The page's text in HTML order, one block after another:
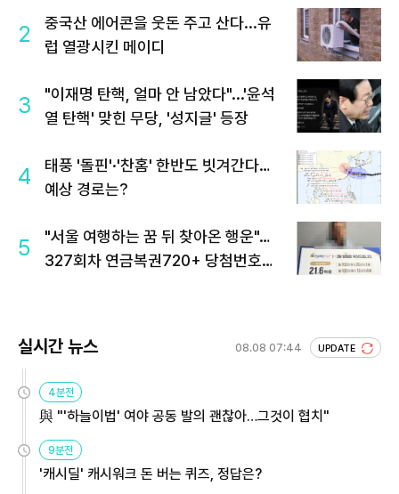
2
중국산 에어콘을 웃돈 주고 산다...유
럽 열광시킨 메이디
3
"이재명 탄핵, 얼마 안 남았다"...'윤석
열 탄핵' 맞힌 무당, '성지글' 등장
4
태풍 '돌핀'·'찬홈' 한반도 빗겨간다…
예상 경로는?
5
"서울 여행하는 꿈 뒤 찾아온 행운"…
327회차 연금복권720+ 당첨번호조
실시간 뉴스 08.08 07:44 UPDATE
4분전
與 "'하늘이법' 여야 공동 발의 괜찮아…그것이 협치"
9분전
'캐시딜' 캐시워크 돈 버는 퀴즈, 정답은?